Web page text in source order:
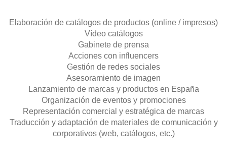
Elaboración de catálogos de productos (online / impresos)
Vídeo catálogos
Gabinete de prensa
Acciones con influencers
Gestión de redes sociales
Asesoramiento de imagen
Lanzamiento de marcas y productos en España
Organización de eventos y promociones
Representación comercial y estratégica de marcas
Traducción y adaptación de materiales de comunicación y
corporativos (web, catálogos, etc.)